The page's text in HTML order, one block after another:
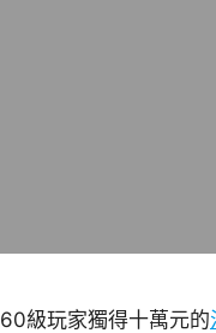
級玩家獨得十萬元的